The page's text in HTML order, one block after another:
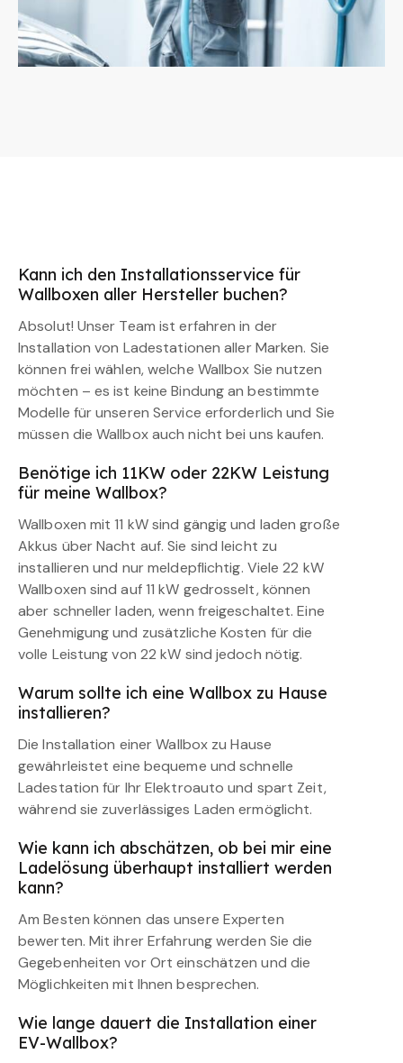
Kann ich den Installationsservice für
Wallboxen aller Hersteller buchen?
Absolut! Unser Team ist erfahren in der
Installation von Ladestationen aller Marken. Sie
können frei wählen, welche Wallbox Sie nutzen
möchten – es ist keine Bindung an bestimmte
Modelle für unseren Service erforderlich und Sie
müssen die Wallbox auch nicht bei uns kaufen.
Benötige ich 11KW oder 22KW Leistung
für meine Wallbox?
Wallboxen mit 11 kW sind gängig und laden große
Akkus über Nacht auf. Sie sind leicht zu
installieren und nur meldepflichtig. Viele 22 kW
Wallboxen sind auf 11 kW gedrosselt, können
aber schneller laden, wenn freigeschaltet. Eine
Genehmigung und zusätzliche Kosten für die
volle Leistung von 22 kW sind jedoch nötig.
Warum sollte ich eine Wallbox zu Hause
installieren?
Die Installation einer Wallbox zu Hause
gewährleistet eine bequeme und schnelle
Ladestation für Ihr Elektroauto und spart Zeit,
während sie zuverlässiges Laden ermöglicht.
Wie kann ich abschätzen, ob bei mir eine
Ladelösung überhaupt installiert werden
kann?
Am Besten können das unsere Experten
bewerten. Mit ihrer Erfahrung werden Sie die
Gegebenheiten vor Ort einschätzen und die
Möglichkeiten mit Ihnen besprechen.
Wie lange dauert die Installation einer
EV-Wallbox?